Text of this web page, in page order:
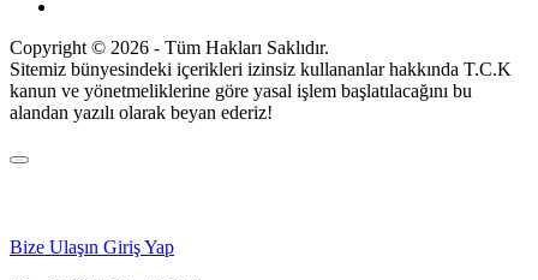
Copyright © 2026 - Tüm Hakları Saklıdır.
Sitemiz bünyesindeki içerikleri izinsiz kullananlar hakkında T.C.K
kanun ve yönetmeliklerine göre yasal işlem başlatılacağını bu
alandan yazılı olarak beyan ederiz!
Bize Ulaşın Giriş Yap